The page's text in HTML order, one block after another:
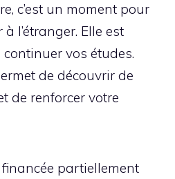
c’est un moment pour
l’étranger. Elle est
vos études.
de découvrir de
de renforcer votre
partiellement